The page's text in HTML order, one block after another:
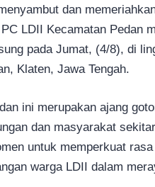
dan
LDII Kecamatan Pedan
pada Jumat, (4/8), di
Klaten, Jawa Tengah.
ini merupakan ajang
dan masyarakat
untuk memperkuat
warga LDII dalam